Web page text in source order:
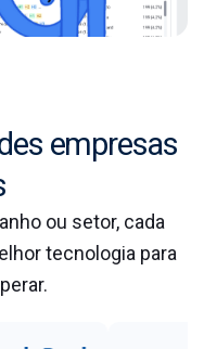
empresas
ou setor, cada
tecnologia para